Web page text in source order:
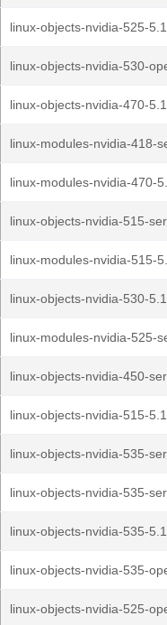
linux-objects-nvidia-525-
linux-objects-nvidia-530-
linux-objects-nvidia-470-
linux-modules-nvidia-418-
linux-modules-nvidia-470-
linux-objects-nvidia-515-
linux-modules-nvidia-515-
linux-objects-nvidia-530-
linux-modules-nvidia-525-
linux-objects-nvidia-450-
linux-objects-nvidia-515-
linux-objects-nvidia-535-
linux-objects-nvidia-535-
linux-objects-nvidia-535-
linux-objects-nvidia-535-
linux-objects-nvidia-525-